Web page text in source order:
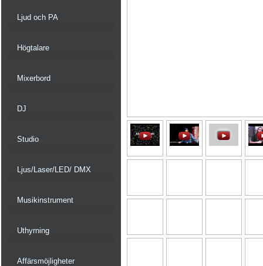
Ljud och PA
Högtalare
Mixerbord
DJ
Studio
Ljus/Laser/LED/ DMX
Musikinstrument
Uthyrning
Affärsmöjligheter